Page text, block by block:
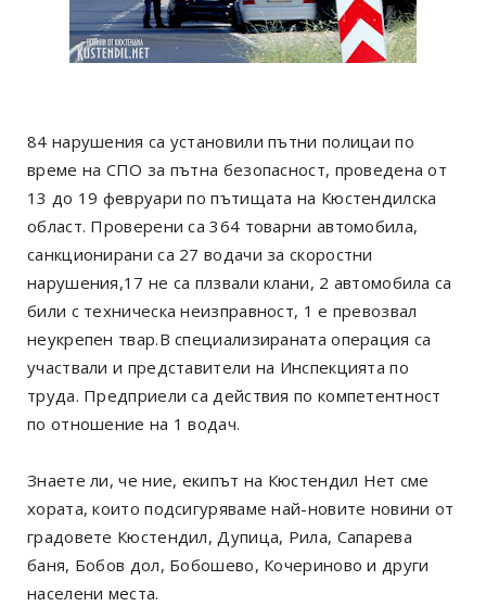
84 нарушения са установили пътни полицаи по
време на СПО за пътна безопасност, проведена от
13 до 19 февруари по пътищата на Кюстендилска
област. Проверени са 364 товарни автомобила,
санкционирани са 27 водачи за скоростни
нарушения,17 не са плзвали клани, 2 автомобила са
били с техническа неизправност, 1 е превозвал
неукрепен твар.В специализираната операция са
участвали и представители на Инспекцията по
труда. Предприели са действия по компетентност
по отношение на 1 водач.
Знаете ли, че ние, екипът на Кюстендил Нет сме
хората, които подсигуряваме най-новите новини от
градовете Кюстендил, Дупица, Рила, Сапарева
баня, Бобов дол, Бобошево, Кочериново и други
населени места.